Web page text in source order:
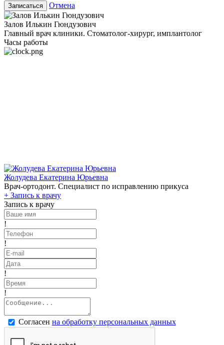
Записаться Отмена
Залов Илькин Гюндузович
Главный врач клиники. Стоматолог-хирург, имплантолог
Часы работы
Жолудева Екатерина Юрьевна
Врач-ортодонт. Специалист по исправлению прикуса
+ Запись к врачу
Запись к врачу
!
!
!
!
Согласен на обработку персональных данных